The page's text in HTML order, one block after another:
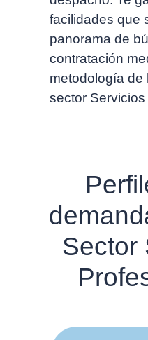
facilidades que
panorama de
contratación
metodología de
sector
Sector